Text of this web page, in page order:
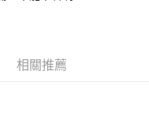
相關推薦